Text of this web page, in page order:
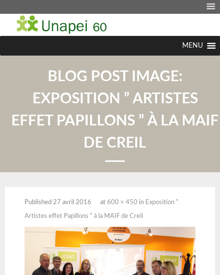
MENU
BLOG POST IMAGE:
EXPOSITION ” ARTISTES
EFFET PAPILLONS ” À LA MAIF
DE CREIL
Published 27 avril 2016 at 600 × 450 in Exposition ”
Artistes effet Papillons ” à la MAIF de Creil